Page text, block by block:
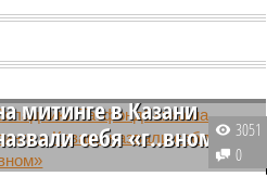
митинге в Казани
себя «г..вном»
долгого перерыва в
3051
0